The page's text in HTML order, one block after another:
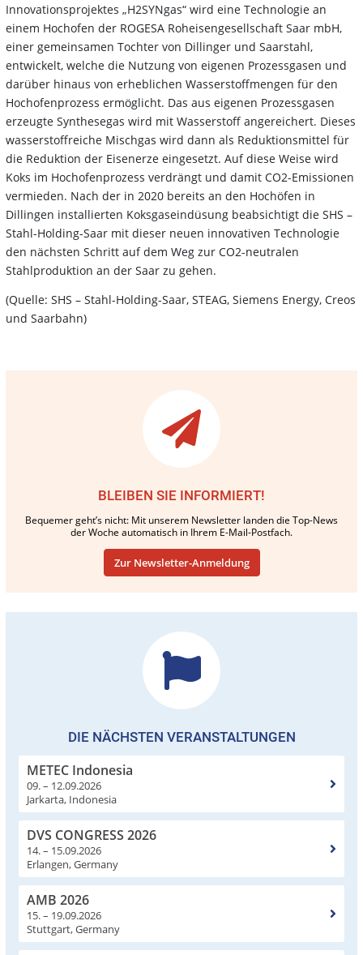
Innovationsprojektes „H2SYNgas“ wird eine Technologie an
einem Hochofen der ROGESA Roheisengesellschaft Saar mbH,
einer gemeinsamen Tochter von Dillinger und Saarstahl,
entwickelt, welche die Nutzung von eigenen Prozessgasen und
darüber hinaus von erheblichen Wasserstoffmengen für den
Hochofenprozess ermöglicht. Das aus eigenen Prozessgasen
erzeugte Synthesegas wird mit Wasserstoff angereichert. Dieses
wasserstoffreiche Mischgas wird dann als Reduktionsmittel für
die Reduktion der Eisenerze eingesetzt. Auf diese Weise wird
Koks im Hochofenprozess verdrängt und damit CO2-Emissionen
vermieden. Nach der in 2020 bereits an den Hochöfen in
Dillingen installierten Koksgaseindüsung beabsichtigt die SHS –
Stahl-Holding-Saar mit dieser neuen innovativen Technologie
den nächsten Schritt auf dem Weg zur CO2-neutralen
Stahlproduktion an der Saar zu gehen.
(Quelle: SHS – Stahl-Holding-Saar, STEAG, Siemens Energy, Creos
und Saarbahn)
BLEIBEN SIE INFORMIERT!
Bequemer geht’s nicht: Mit unserem Newsletter landen die Top-News
der Woche automatisch in Ihrem E-Mail-Postfach.
Zur Newsletter-Anmeldung
DIE NÄCHSTEN VERANSTALTUNGEN
METEC Indonesia
09. – 12.09.2026
Jarkarta, Indonesia
DVS CONGRESS 2026
14. – 15.09.2026
Erlangen, Germany
AMB 2026
15. – 19.09.2026
Stuttgart, Germany